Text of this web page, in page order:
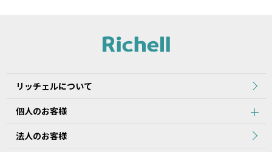
リッチェルについて
個人のお客様
法人のお客様